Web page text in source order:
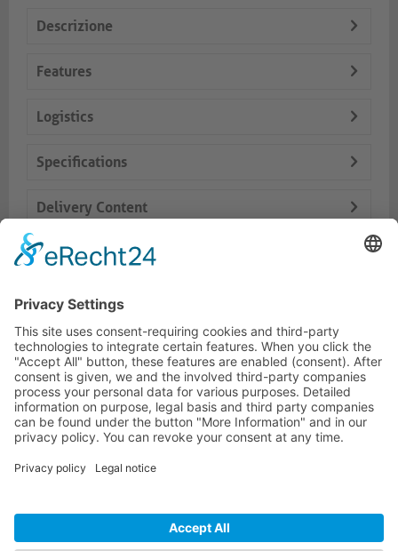
Descrizione
Features
Logistics
Specifications
Delivery Content
Dokumente
Prodotti simili
ONEAV HOTLINE
ONEAV.EU